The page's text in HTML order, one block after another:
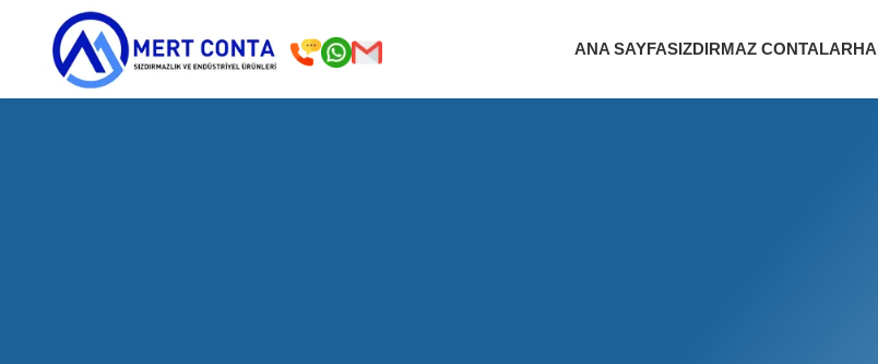
ANA SAYFASIZDIRMAZ CONTALAR